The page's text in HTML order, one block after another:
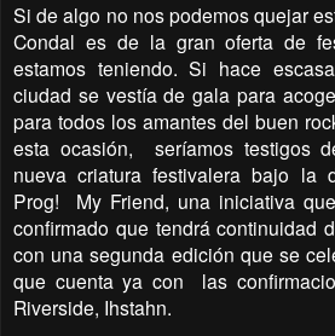
Si de algo no nos podemos quejar
Condal es de la gran oferta de
estamos teniendo. Si hace
ciudad se vestía de gala para
para todos los amantes del buen
esta ocasión,
seríamos testigos
nueva criatura festivalera bajo la
Prog!
My Friend, una iniciativa
confirmado que tendrá continuidad
con una segunda edición que se
que cuenta ya con
las
Riverside, Ihstahn.